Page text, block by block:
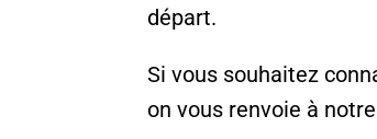
départ.
Si vous souhaitez
on vous renvoie à